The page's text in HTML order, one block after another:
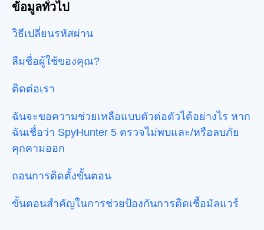
ข้อมูลทั่วไป
วิธีเปลี่ยนรหัสผ่าน
ลืมชื่อผู้ใช้ของคุณ?
ติดต่อเรา
ฉันจะขอความช่วยเหลือแบบตัวต่อตัวได้อย่างไร หาก
ฉันเชื่อว่า SpyHunter 5 ตรวจไม่พบและ/หรือลบภัย
คุกคามออก
ถอนการติดตั้งขั้นตอน
ขั้นตอนสำคัญในการช่วยป้องกันการติดเชื้อมัลแวร์